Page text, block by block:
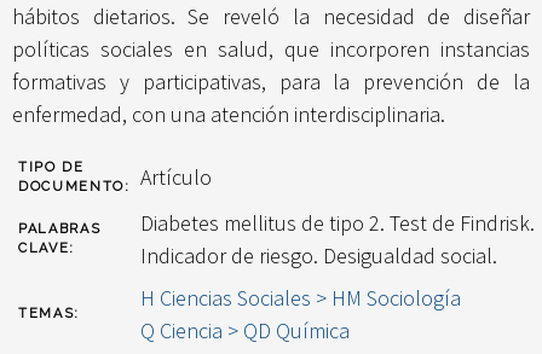
hábitos dietarios. Se reveló la necesidad de diseñar
políticas sociales en salud, que incorporen instancias
formativas y participativas, para la prevención de la
enfermedad, con una atención interdisciplinaria.
TIPO DE
DOCUMENTO:
Artículo
PALABRAS
CLAVE:
Diabetes mellitus de tipo 2. Test de Findrisk.
Indicador de riesgo. Desigualdad social.
TEMAS:
H Ciencias Sociales > HM Sociología
Q Ciencia > QD Química